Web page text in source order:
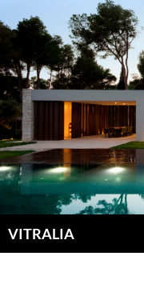
al
contenido
VITRALIA